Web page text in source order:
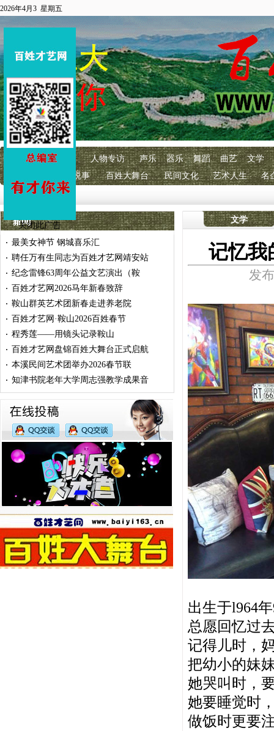
关闭此广告
2026年4月3 星期五
百艺快讯 人物专访 声乐 器乐 舞蹈 曲艺
文学
百艺说事 百姓大舞台 民间文化 艺术人生 名
· 最美女神节 钢城喜乐汇
· 聘任万有生同志为百姓才艺网靖安站
· 纪念雷锋63周年公益文艺演出（鞍
· 百姓才艺网2026马年新春致辞
· 鞍山群英艺术团新春走进养老院
· 百姓才艺网·鞍山2026百姓春节
· 程秀莲——用镜头记录鞍山
· 百姓才艺网盘锦百姓大舞台正式启航
· 本溪民间艺术团举办2026春节联
· 知津书院老年大学周志强教学成果音
文学
记忆我
发
出生于l964
总愿回忆过
记得儿时，
把幼小的妹
她哭叫时，
她要睡觉时
做饭时更要